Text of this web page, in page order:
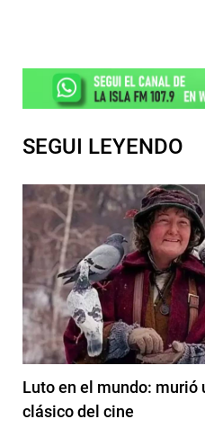
SEGUI LEYENDO
Luto en el mundo: murió
clásico del cine